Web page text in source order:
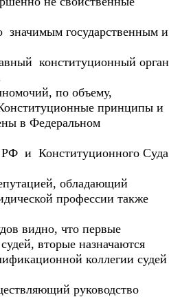
значимым государственным и
конституционный орган
по объему,
принципы и
в Федеральном
РФ и Конституционного Суда
обладающий
профессии также
видно, что первые
вторые назначаются
коллегии судей
руководство